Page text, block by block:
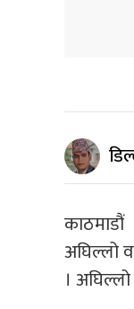
अघिल्लो
।